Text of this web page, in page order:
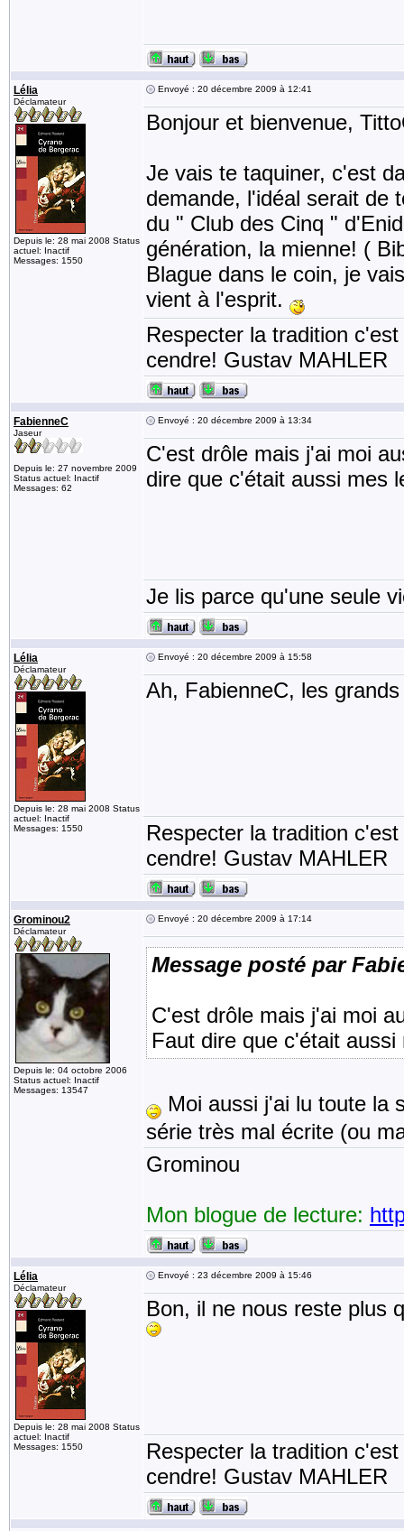
Lélia
Déclamateur
Depuis le: 28 mai 2008 Status
actuel: Inactif
Messages: 1550
Envoyé : 20 décembre 2009 à 12:41
Bonjour et bienvenue,
Je vais te taquiner, c'est
demande, l'idéal serait de
du " Club des Cinq "
génération, la mienne! (
Blague dans le coin, je
vient à l'esprit.
Respecter la tradition
cendre! Gustav MAHLER
FabienneC
Jaseur
Depuis le: 27 novembre 2009
Status actuel: Inactif
Messages: 62
Envoyé : 20 décembre 2009 à 13:34
C'est drôle mais j'ai moi
dire que c'était aussi mes
Je lis parce qu'une seule
Lélia
Déclamateur
Depuis le: 28 mai 2008 Status
actuel: Inactif
Messages: 1550
Envoyé : 20 décembre 2009 à 15:58
Ah, FabienneC, les
Respecter la tradition
cendre! Gustav MAHLER
Grominou2
Déclamateur
Depuis le: 04 octobre 2006
Status actuel: Inactif
Messages: 13547
Envoyé : 20 décembre 2009 à 17:14
Message posté par
C'est drôle mais j'ai moi
Faut dire que c'était
Moi aussi j'ai lu toute la
série très mal écrite (ou
Grominou
Mon blogue de lecture:
Lélia
Déclamateur
Depuis le: 28 mai 2008 Status
actuel: Inactif
Messages: 1550
Envoyé : 23 décembre 2009 à 15:46
Bon, il ne nous reste plus
Respecter la tradition
cendre! Gustav MAHLER